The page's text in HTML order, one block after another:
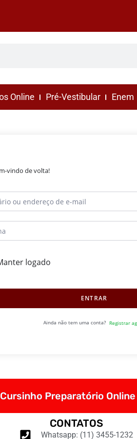
Online Pré-Vestibular Enem
vindo de volta!
logado
ENTRAR
Ainda não tem uma conta? Registrar
Preparatório
CONTATOS
Whatsapp: (11) 3455-1232